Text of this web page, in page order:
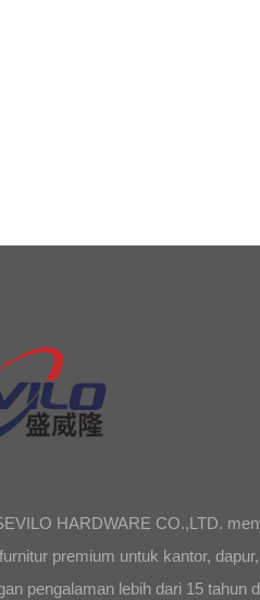
HARDWARE CO.,LTD.
premium untuk kantor,
pengalaman lebih dari 15 tahun